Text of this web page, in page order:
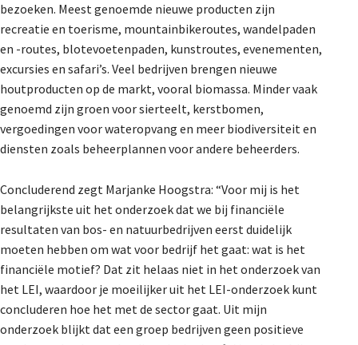
bezoeken. Meest genoemde nieuwe producten zijn
recreatie en toerisme, mountainbikeroutes, wandelpaden
en -routes, blotevoetenpaden, kunstroutes, evenementen,
excursies en safari’s. Veel bedrijven brengen nieuwe
houtproducten op de markt, vooral biomassa. Minder vaak
genoemd zijn groen voor sierteelt, kerstbomen,
vergoedingen voor wateropvang en meer biodiversiteit en
diensten zoals beheerplannen voor andere beheerders.
Concluderend zegt Marjanke Hoogstra: “Voor mij is het
belangrijkste uit het onderzoek dat we bij financiële
resultaten van bos- en natuurbedrijven eerst duidelijk
moeten hebben om wat voor bedrijf het gaat: wat is het
financiële motief? Dat zit helaas niet in het onderzoek van
het LEI, waardoor je moeilijker uit het LEI-onderzoek kunt
concluderen hoe het met de sector gaat. Uit mijn
onderzoek blijkt dat een groep bedrijven geen positieve